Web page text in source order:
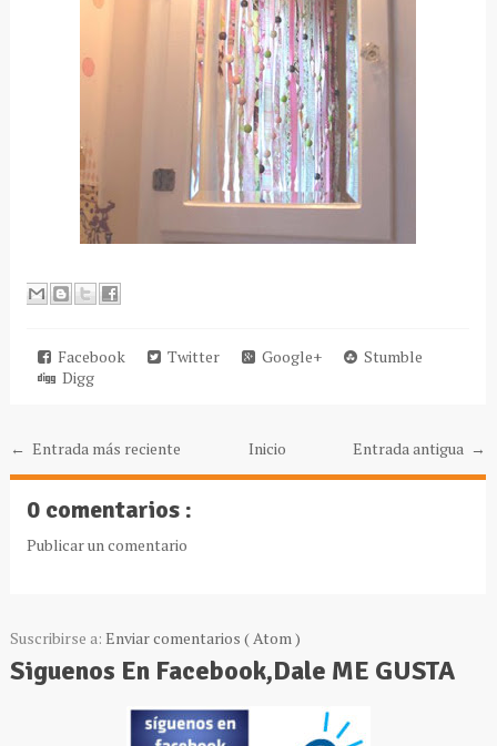
Facebook Twitter Google+
Stumble
Digg
← Entrada más reciente Entrada antigua →
Inicio
0 comentarios :
Publicar un comentario
Suscribirse a: Enviar comentarios ( Atom )
Siguenos En Facebook,Dale ME GUSTA